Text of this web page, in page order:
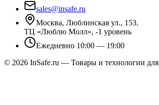
sales@insafe.ru
Москва, Люблинская ул., 153.
ТЦ «Люблю Молл», -1 уровень
Ежедневно 10:00 — 19:00
© 2026 InSafe.ru — Товары и технологии для